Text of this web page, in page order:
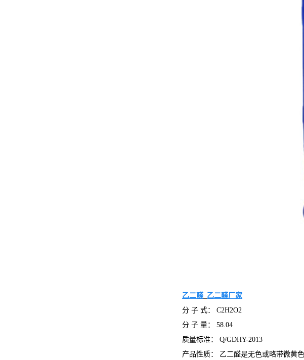
乙二醛_ 乙二醛厂家
分 子 式： C2H2O2
分 子 量： 58.04
质量标准： Q/GDHY-2013
产品性质： 乙二醛是无色或略带微